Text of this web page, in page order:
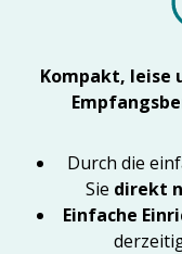
Kompakt, leise
Durch die
Sie direkt
Einfache